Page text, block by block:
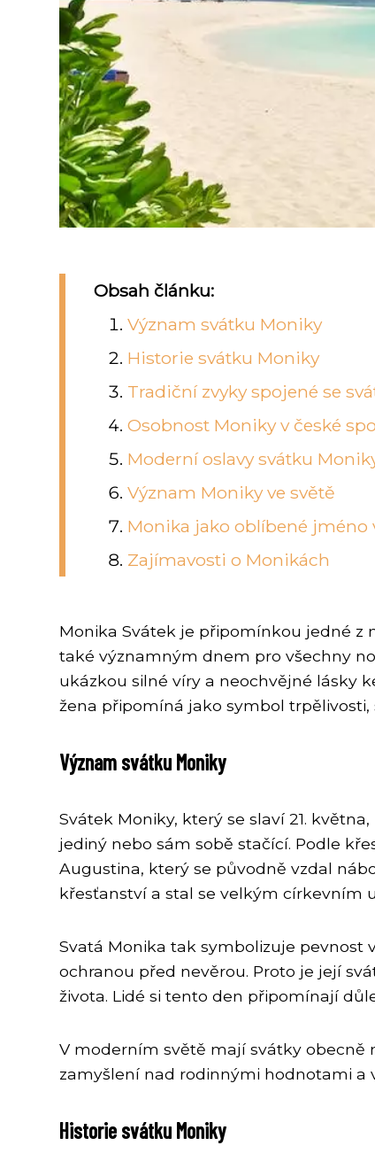
Obsah článku:
Význam svátku Moniky
Historie svátku Moniky
Tradiční zvyky spojené se
Osobnost Moniky v české
Moderní oslavy svátku
Význam Moniky ve světě
Monika jako oblíbené jméno
Zajímavosti o Monikách
Monika Svátek je připomínkou jedné z
také významným dnem pro všechny
ukázkou silné víry a neochvějné lásky
žena připomíná jako symbol trpělivosti,
Význam svátku Moniky
Svátek Moniky, který se slaví 21.
jediný nebo sám sobě stačící. Podle
Augustina, který se původně vzdal
křesťanství a stal se velkým církevním
Svatá Monika tak symbolizuje pevnost
ochranou před nevěrou. Proto je její
života. Lidé si tento den připomínají
V moderním světě mají svátky obecně
zamyšlení nad rodinnými hodnotami a
Historie svátku Moniky